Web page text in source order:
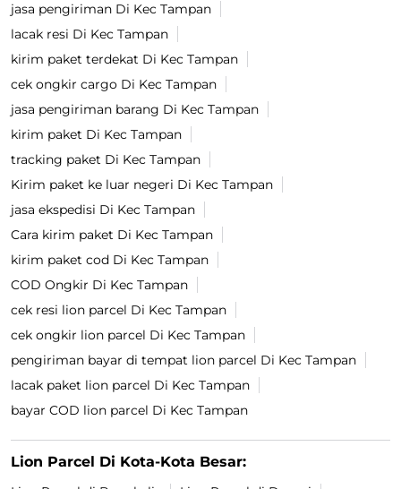
jasa pengiriman Di Kec Tampan
lacak resi Di Kec Tampan
kirim paket terdekat Di Kec Tampan
cek ongkir cargo Di Kec Tampan
jasa pengiriman barang Di Kec Tampan
kirim paket Di Kec Tampan
tracking paket Di Kec Tampan
Kirim paket ke luar negeri Di Kec Tampan
jasa ekspedisi Di Kec Tampan
Cara kirim paket Di Kec Tampan
kirim paket cod Di Kec Tampan
COD Ongkir Di Kec Tampan
cek resi lion parcel Di Kec Tampan
cek ongkir lion parcel Di Kec Tampan
pengiriman bayar di tempat lion parcel Di Kec Tampan
lacak paket lion parcel Di Kec Tampan
bayar COD lion parcel Di Kec Tampan
Lion Parcel Di Kota-Kota Besar: